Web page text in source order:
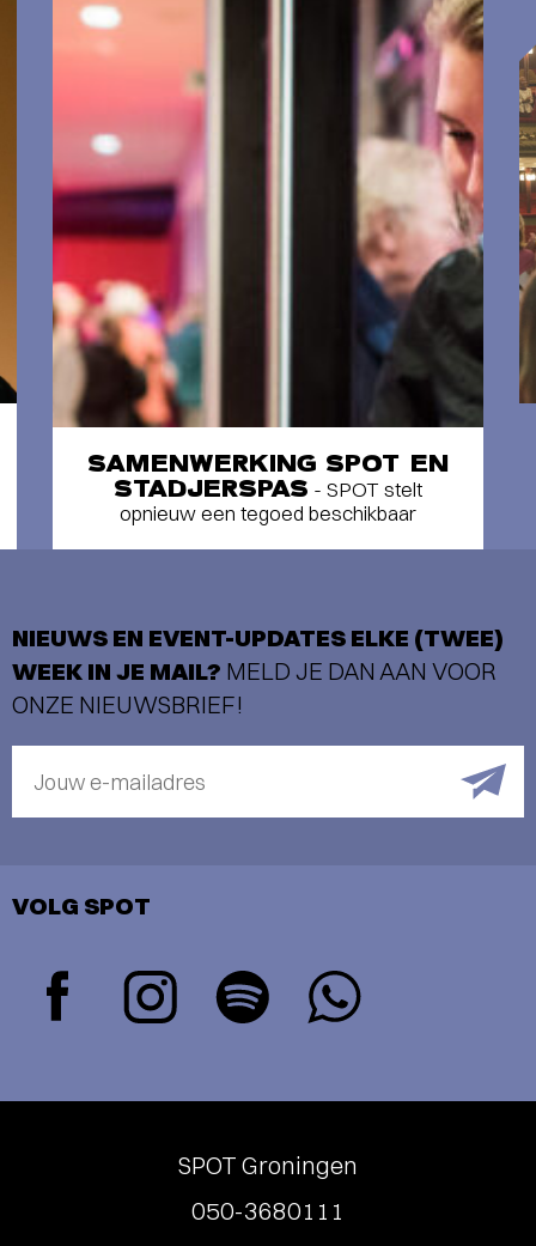
SAMENWERKING SPOT EN
STADJERSPAS - SPOT stelt
opnieuw een tegoed beschikbaar
NIEUWS EN EVENT-UPDATES ELKE (TWEE)
WEEK IN JE MAIL? MELD JE DAN AAN VOOR
ONZE NIEUWSBRIEF!
Jouw e-mailadres
VOLG SPOT
SPOT Groningen
050-3680111